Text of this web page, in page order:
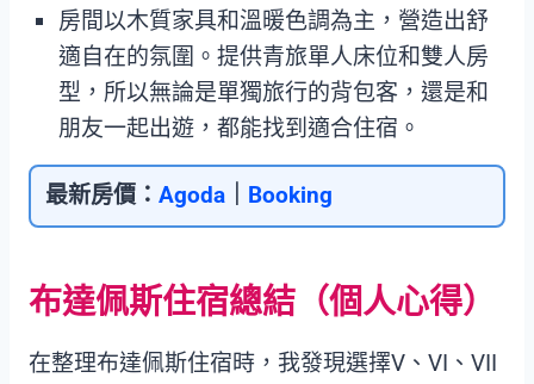
房間以木質家具和溫暖色調為主，營造出舒
適自在的氛圍。提供青旅單人床位和雙人房
型，所以無論是單獨旅行的背包客，還是和
朋友一起出遊，都能找到適合住宿。
最新房價： Agoda｜ Booking
布達佩斯住宿總結（個人心得）
在整理布達佩斯住宿時，我發現選擇V、VI、VII